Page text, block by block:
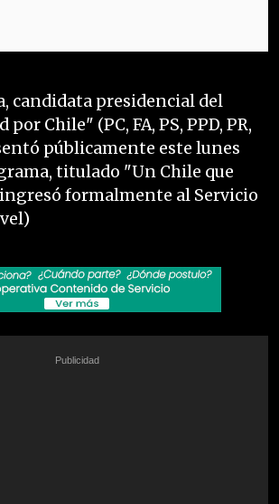
candidata presidencial del
Chile" (PC, FA, PS, PPD, PR,
públicamente este lunes
titulado "Un Chile que
formalmente al Servicio